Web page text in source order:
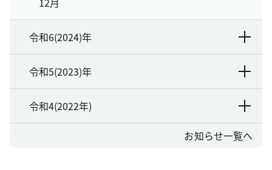
令和6(2024)年
令和5(2023)年
令和4(2022年)
お知らせ一覧へ